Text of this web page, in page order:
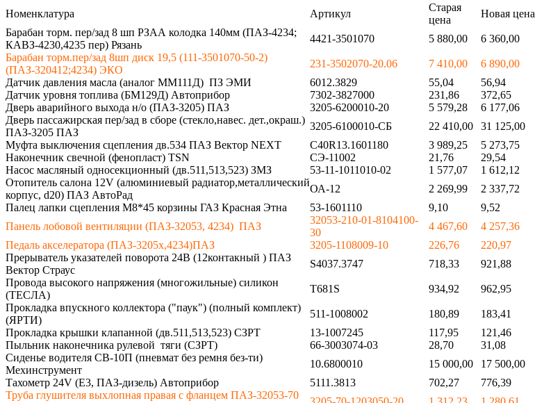
Номенклатура Артикул
Старая
цена
Новая цена
Барабан торм. пер/зад 8 шп РЗАА колодка 140мм (ПАЗ-4234;
КАВЗ-4230,4235 пер) Рязань
4421-3501070 5 880,00
6 360,00
Барабан торм.пер/зад 8шп диск 19,5 (111-3501070-50-2)
(ПАЗ-320412;4234) ЭКО
231-3502070-20.06 7 410,00
6 890,00
Датчик давления масла (аналог ММ111Д) ПЗ ЭМИ
6012.3829 55,04
56,94
Датчик уровня топлива (БМ129Д) Автоприбор
7302-3827000 231,86
372,65
Дверь аварийного выхода н/о (ПАЗ-3205) ПАЗ
3205-6200010-20 5 579,28
6 177,06
Дверь пассажирская пер/зад в сборе (стекло,навес. дет.,окраш.)
ПАЗ-3205 ПАЗ
3205-6100010-СБ 22 410,00
31 125,00
Муфта выключения сцепления дв.534 ПАЗ Вектор NEXT
C40R13.1601180 3 989,25
5 273,75
Наконечник свечной (фенопласт) TSN
СЭ-11002 21,76
29,54
Насос масляный односекционный (дв.511,513,523) ЗМЗ
53-11-1011010-02 1 577,07
1 612,12
Отопитель салона 12V (алюминиевый радиатор,металлический
корпус, d20) ПАЗ АвтоРад
ОА-12 2 269,99
2 337,72
Палец лапки сцепления М8*45 корзины ГАЗ Красная Этна
53-1601110 9,10
9,52
Панель лобовой вентиляции (ПАЗ-32053, 4234) ПАЗ
32053-210-01-8104100-
30
4 467,60
4 257,36
Педаль акселератора (ПАЗ-3205х,4234)ПАЗ
3205-1108009-10 226,76
220,97
Прерыватель указателей поворота 24B (12контакный ) ПАЗ
Вектор Страус
S4037.3747 718,33
921,88
Провода высокого напряжения (многожильные) силикон
(ТЕСЛА)
Т681S 934,92
962,95
Прокладка впускного коллектора ("паук") (полный комплект)
(ЯРТИ)
511-1008002 180,89
183,41
Прокладка крышки клапанной (дв.511,513,523) СЗРТ
13-1007245 117,95
121,46
Пыльник наконечника рулевой тяги (СЗРТ)
66-3003074-03 28,70
31,08
Сиденье водителя СВ-10П (пневмат без ремня без-ти)
Мехинструмент
10.6800010 15 000,00
17 500,00
Тахометр 24V (E3, ПАЗ-дизель) Автоприбор
5111.3813 702,27
776,39
Труба глушителя выхлопная правая с фланцем ПАЗ-32053-70